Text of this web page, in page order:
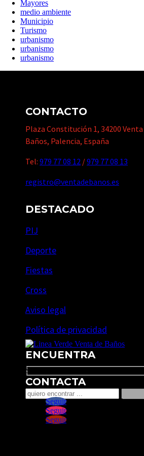
Mayores
medio ambiente
Municipio
Turismo
urbanismo
urbanismo
urbanismo
CONTACTO
Plaza Constitución 1, 34200 Venta
Baños, Palencia, España
Tel: 979 77 08 12 /979 77 08 13
registro@ventadebanos.es
DESTACADO
PIJ
Deporte
Fiestas
Cross
Aviso legal
Política de privacidad
ENCUENTRA
Search
CONTACTA
Seguir
Seguir
Seguir